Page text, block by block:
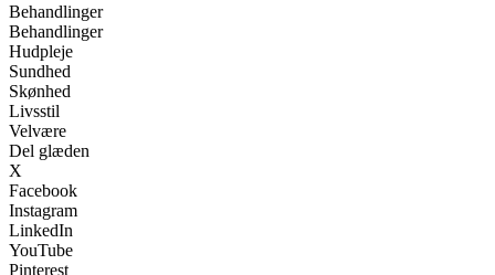
Behandlinger
Behandlinger
Hudpleje
Sundhed
Skønhed
Livsstil
Velvære
Del glæden
X
Facebook
Instagram
LinkedIn
YouTube
Pinterest